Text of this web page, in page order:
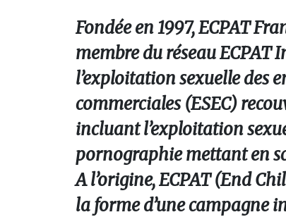
Fondée en 1997, ECPAT
membre du réseau
l’exploitation sexuelle des
commerciales (ESEC)
incluant l’exploitation
pornographie mettant en
A l’origine, ECPAT (End
la forme d’une campagne